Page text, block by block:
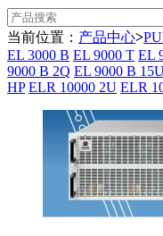
当前位置： 产品中心>
EL 3000 B EL 9000 T EL
9000 B 2Q EL 9000 B
HP ELR 10000 2U ELR